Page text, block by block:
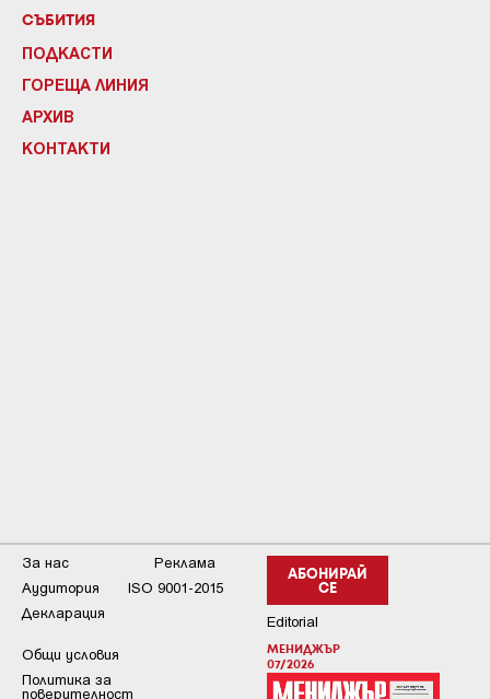
СЪБИТИЯ
ПОДКАСТИ
ГОРЕЩА ЛИНИЯ
АРХИВ
КОНТАКТИ
АБОНИРАЙ
СЕ
Editorial
МЕНИДЖЪР
07/2026
За нас
Реклама
Аудитория
ISO 9001-2015
Декларация
Общи условия
Пoлитикa зa
пoвepитeлнocт